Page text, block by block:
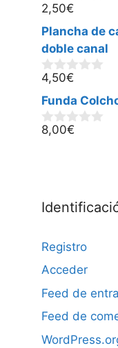
0
e
5
2,50€
Plancha de
doble canal
0
e
5
4,50€
Funda
0
8,00€
Registro
Acceder
Feed de
Feed de